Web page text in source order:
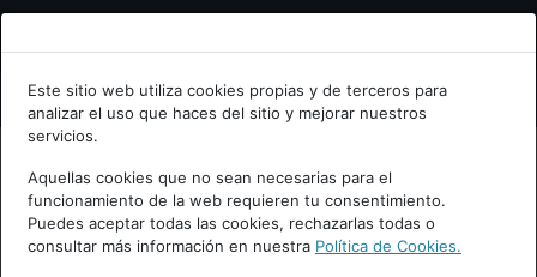
Bienvenid@ a psiquiatria.com
Escribe tu Email
Accede o regístrate con tu email.
Este sitio web utiliza cookies propias y de terceros para
analizar el uso que haces del sitio y mejorar nuestros
servicios.
Aquellas cookies que no sean necesarias para el
funcionamiento de la web requieren tu consentimiento.
Puedes aceptar todas las cookies, rechazarlas todas o
consultar más información en nuestra Política de Cookies.